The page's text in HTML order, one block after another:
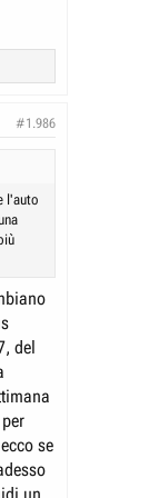
#1.986
l'auto
del
se